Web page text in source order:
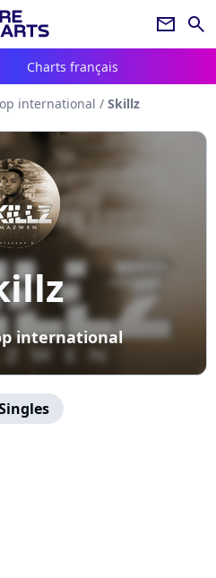
newsletter search
Charts français
international / Skillz
international